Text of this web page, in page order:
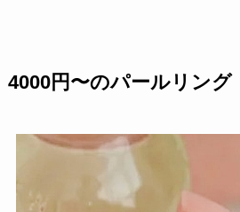
4000円〜のパールリング